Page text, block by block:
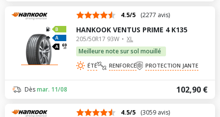
69
dB
4.5/5 (2277 avis)
HANKOOK VENTUS PRIME 4 K135
205/50R17 93W
XL
Meilleure note sur sol mouillé
ÉTÉ RENFORCÉ PROTECTION JANTE
102,90 €
Dèsmar. 11/08
4.5/5 (3059 avis)